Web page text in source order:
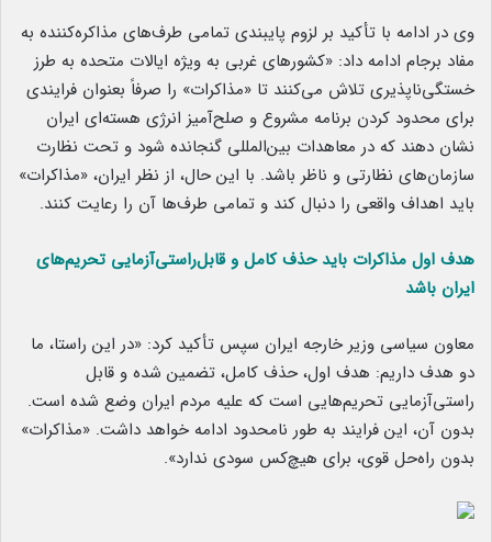
وی در ادامه با تأکید بر لزوم پایبندی تمامی طرف‌های مذاکره‌کننده به
مفاد برجام ادامه داد: «کشورهای غربی به ویژه ایالات متحده به طرز
خستگی‌ناپذیری تلاش می‌کنند تا «مذاکرات» را صرفاً بعنوان فرایندی
برای محدود کردن برنامه مشروع و صلح‌آمیز انرژی هسته‌ای ایران
نشان دهند که در معاهدات بین‌المللی گنجانده شود و تحت نظارت
سازمان‌های نظارتی و ناظر باشد. با این حال، از نظر ایران، «مذاکرات»
باید اهداف واقعی را دنبال کند و تمامی طرف‌‌ها آن را رعایت کنند.
هدف اول مذاکرات باید حذف کامل و قابل‌راستی‌آزمایی تحریم‌های
ایران باشد
معاون سیاسی وزیر خارجه ایران سپس تأکید کرد: «در این راستا، ما
دو هدف داریم: هدف اول، حذف کامل، تضمین‌ شده و قابل
راستی‌آزمایی تحریم‌هایی است که علیه مردم ایران وضع شده است.
بدون آن، این فرایند به طور نامحدود ادامه خواهد داشت. «مذاکرات»
بدون راه‌حل قوی، برای هیچ‌کس سودی ندارد».